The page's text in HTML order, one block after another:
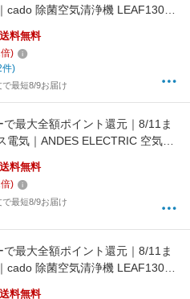
cado 除菌空気清浄機 LEAF130
AP-C130-CG [適用畳数：17畳
rb_air_cpn】
送料無料
倍)
件)
最短8/9お届け
で最大全額ポイント還元｜8/11ま
電気｜ANDES ELECTRIC 空気清
クロンスクエア ホワイト BM-
畳数：14畳 /PM2.5対応]
送料無料
倍)
最短8/9お届け
で最大全額ポイント還元｜8/11ま
cado 除菌空気清浄機 LEAF130
ラック AP-C130-IB [適用畳数：17
送料無料